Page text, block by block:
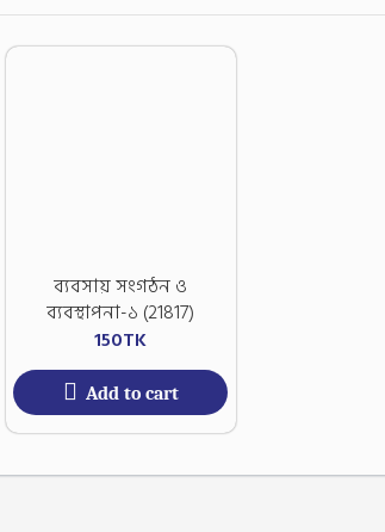
ব্যবসায় সংগঠন ও
ব্যবস্থাপনা-১ (21817)
150TK
Add to cart